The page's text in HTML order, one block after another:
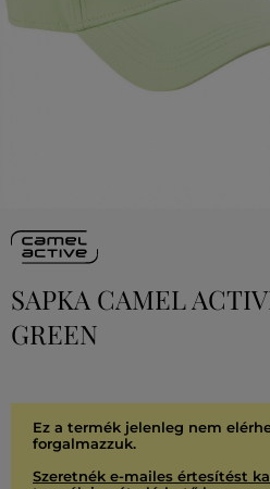
SAPKA CAMEL
GREEN
Ez a termék jelenleg nem
forgalmazzuk.
Szeretnék e-mailes értesítést